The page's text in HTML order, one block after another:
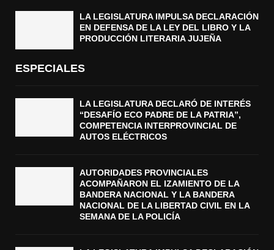
LA LEGISLATURA IMPULSA DECLARACIÓN
EN DEFENSA DE LA LEY DEL LIBRO Y LA
PRODUCCIÓN LITERARIA JUJEÑA
ESPECIALES
LA LEGISLATURA DECLARÓ DE INTERÉS
“DESAFÍO ECO PADRE DE LA PATRIA”,
COMPETENCIA INTERPROVINCIAL DE
AUTOS ELÉCTRICOS
AUTORIDADES PROVINCIALES
ACOMPAÑARON EL IZAMIENTO DE LA
BANDERA NACIONAL Y LA BANDERA
NACIONAL DE LA LIBERTAD CIVIL EN LA
SEMANA DE LA POLICÍA